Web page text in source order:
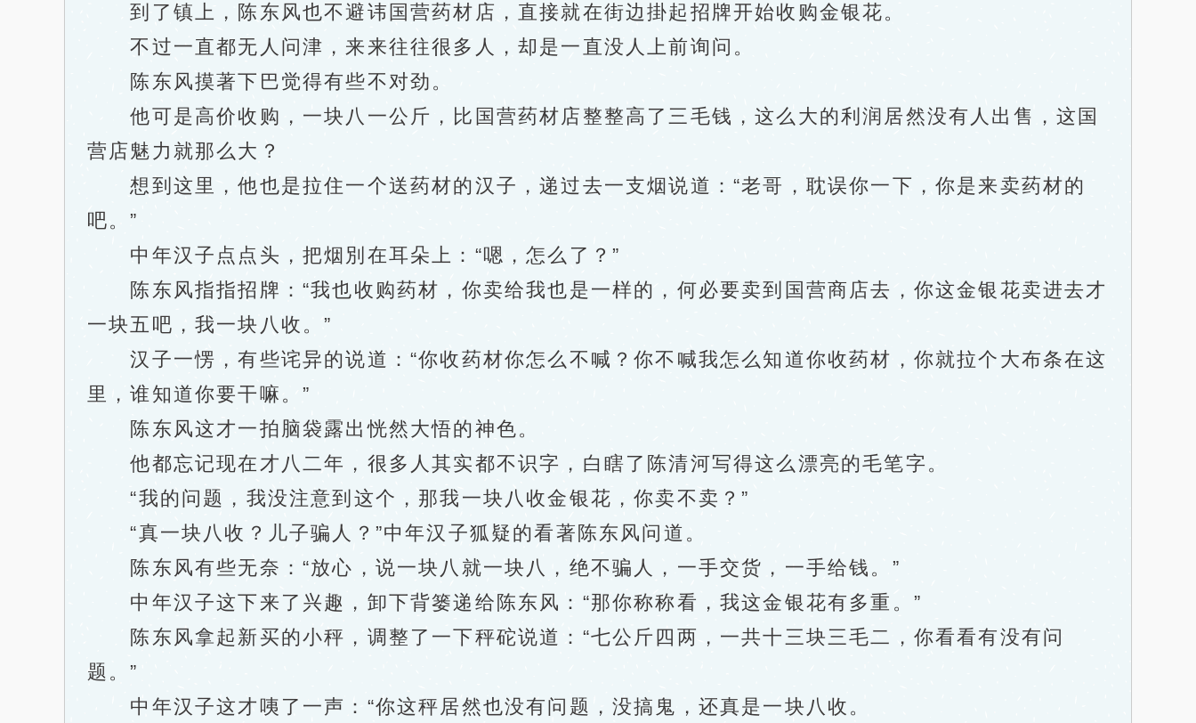
到了镇上，陈东风也不避讳国营药材店，直接就在街边掛起招牌开始收购金银花。
不过一直都无人问津，来来往往很多人，却是一直没人上前询问。
陈东风摸著下巴觉得有些不对劲。
他可是高价收购，一块八一公斤，比国营药材店整整高了三毛钱，这么大的利润居然没有人出售，这国
营店魅力就那么大？
想到这里，他也是拉住一个送药材的汉子，递过去一支烟说道：“老哥，耽误你一下，你是来卖药材的
吧。”
中年汉子点点头，把烟別在耳朵上：“嗯，怎么了？”
陈东风指指招牌：“我也收购药材，你卖给我也是一样的，何必要卖到国营商店去，你这金银花卖进去才
一块五吧，我一块八收。”
汉子一愣，有些诧异的说道：“你收药材你怎么不喊？你不喊我怎么知道你收药材，你就拉个大布条在这
里，谁知道你要干嘛。”
陈东风这才一拍脑袋露出恍然大悟的神色。
他都忘记现在才八二年，很多人其实都不识字，白瞎了陈清河写得这么漂亮的毛笔字。
“我的问题，我没注意到这个，那我一块八收金银花，你卖不卖？”
“真一块八收？儿子骗人？”中年汉子狐疑的看著陈东风问道。
陈东风有些无奈：“放心，说一块八就一块八，绝不骗人，一手交货，一手给钱。”
中年汉子这下来了兴趣，卸下背篓递给陈东风：“那你称称看，我这金银花有多重。”
陈东风拿起新买的小秤，调整了一下秤砣说道：“七公斤四两，一共十三块三毛二，你看看有没有问
题。”
中年汉子这才咦了一声：“你这秤居然也没有问题，没搞鬼，还真是一块八收。